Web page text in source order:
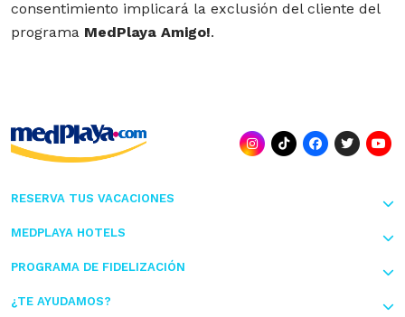
consentimiento implicará la exclusión del cliente del
programa MedPlaya Amigo!.
RESERVA TUS VACACIONES
MEDPLAYA HOTELS
PROGRAMA DE FIDELIZACIÓN
¿TE AYUDAMOS?